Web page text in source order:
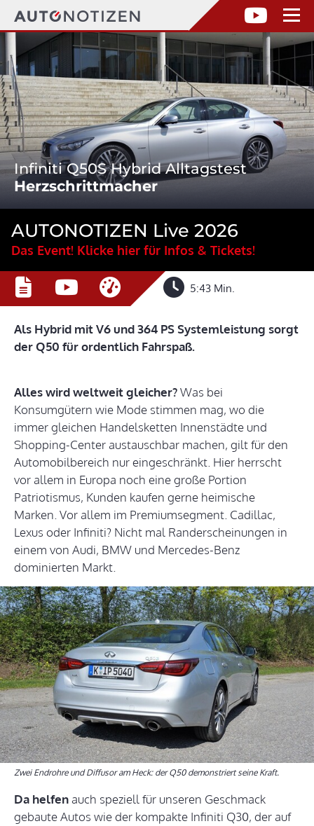
Infiniti Q50S Hybrid Alltagstest
Herzschrittmacher
AUTONOTIZEN Live 2026
Das Event! Klicke hier für Infos & Tickets!
5:43 Min.
Als Hybrid mit V6 und 364 PS Systemleistung sorgt
der Q50 für ordentlich Fahrspaß.
Alles wird weltweit gleicher?Was bei
Konsumgütern wie Mode stimmen mag, wo die
immer gleichen Handelsketten Innenstädte und
Shopping-Center austauschbar machen, gilt für den
Automobilbereich nur eingeschränkt. Hier herrscht
vor allem in Europa noch eine große Portion
Patriotismus, Kunden kaufen gerne heimische
Marken. Vor allem im Premiumsegment. Cadillac,
Lexus oder Infiniti? Nicht mal Randerscheinungen in
einem von Audi, BMW und Mercedes-Benz
dominierten Markt.
Zwei Endrohre und Diffusor am Heck: der Q50 demonstriert seine Kraft.
Da helfenauch speziell für unseren Geschmack
gebaute Autos wie der kompakte Infiniti Q30, der auf